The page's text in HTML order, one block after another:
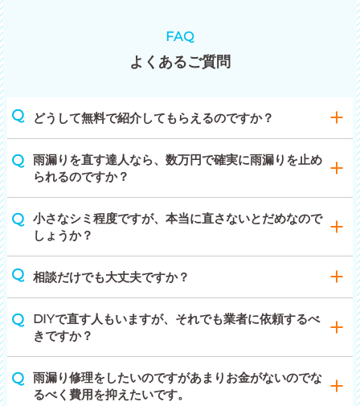
よくあるご質問
FAQ
どうして無料で紹介してもらえるのですか？
雨漏りを直す達人なら、数万円で確実に雨漏りを止め
られるのですか？
小さなシミ程度ですが、本当に直さないとだめなので
しょうか？
相談だけでも大丈夫ですか？
DIYで直す人もいますが、それでも業者に依頼するべ
きですか？
雨漏り修理をしたいのですがあまりお金がないのでな
るべく費用を抑えたいです。